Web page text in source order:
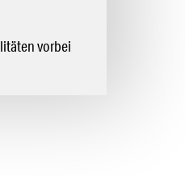
vorbei